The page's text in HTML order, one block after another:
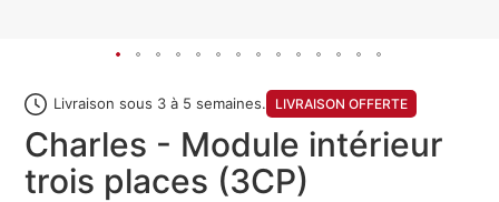
Livraison sous 3 à 5 semaines. LIVRAISON OFFERTE
Charles - Module intérieur
trois places (3CP)